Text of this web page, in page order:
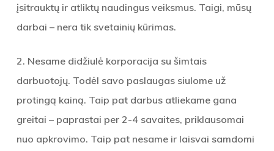
įsitrauktų ir atliktų naudingus veiksmus. Taigi, mūsų
darbai – nera tik svetainių kūrimas.
2. Nesame didžiulė korporacija su šimtais
darbuotojų. Todėl savo paslaugas siulome už
protingą kainą. Taip pat darbus atliekame gana
greitai – paprastai per 2-4 savaites, priklausomai
nuo apkrovimo. Taip pat nesame ir laisvai samdomi